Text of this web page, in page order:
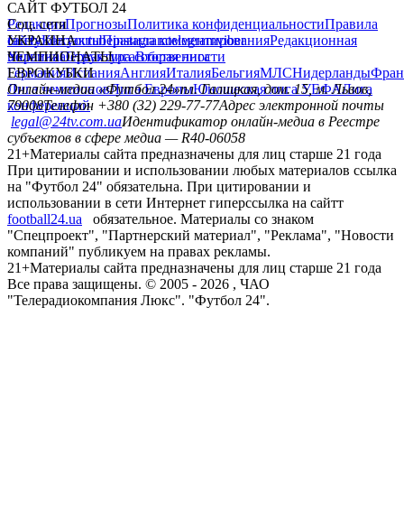
САЙТ ФУТБОЛ 24
РедакцияПрогнозыПолитика конфиденциальностиПравила
сайтуКонтактыПравила комментированияРедакционная
политикаСтруктура собственности
Соц. сети
facebookxyoutubeinstagramtelegramviber
УКРАИНА
УкраинаПервая лигаВторая лига
ЧЕМПИОНАТЫ
ГерманияИспанияАнглияИталияБельгияМЛСНидерланды
ЕВРОКУБКИ
Лига чемпионовЛига ЕвропыЮношеская лига УЕФАЛига
конференций
Онлайн-медиа «Футбол 24»пл. Галицкая, дом. 15, м. Львов,
79008Телефон +380 (32) 229-77-77Адрес электронной почты
legal@24tv.com.uaИдентификатор онлайн-медиа в Реестре
субъектов в сфере медиа — R40-06058
21+Материалы сайта предназначены для лиц старше 21 года
При цитировании и использовании любых материалов ссылка
на "Футбол 24" обязательна. При цитировании и
использовании в сети Интернет гиперссылка на сайтт
football24.ua
обязательное. Материалы со знаком
"Спецпроект", "Партнерский материал", "Реклама", "Новости
компаний" публикуем на правах рекламы.
21+Материалы сайта предназначены для лиц старше 21 года
Все права защищены. © 2005 - 2026 , ЧАО
"Телерадиокомпания Люкс". "Футбол 24".